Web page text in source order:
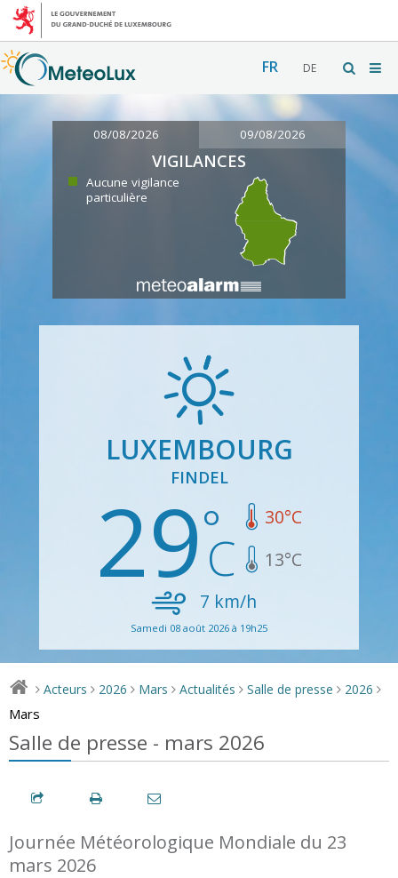
FR DE
08/08/2026 09/08/2026
VIGILANCES
Aucune vigilance
particulière
LUXEMBOURG
FINDEL
29 30°C
13°C
7 km/h
Samedi 08 août 2026 à 19h25
> Acteurs > 2026 > Mars > Actualités > Salle de presse > 2026 >
Mars
Salle de presse - mars 2026
Journée Météorologique Mondiale du 23
mars 2026